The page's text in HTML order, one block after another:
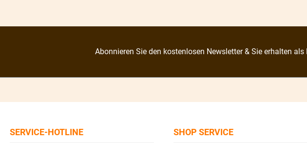
Abonnieren Sie den kostenlosen Newsletter & Sie erhalten
SERVICE-HOTLINE SHOP SERVICE